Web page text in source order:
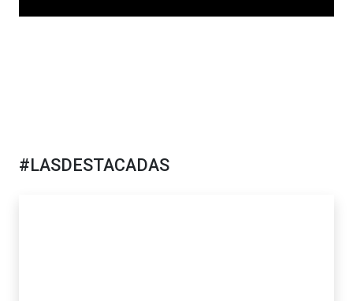
#LASDESTACADAS